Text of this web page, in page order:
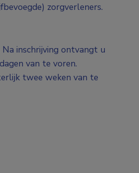
zorgverleners.
inschrijving ontvangt u
van te voren.
twee weken van te